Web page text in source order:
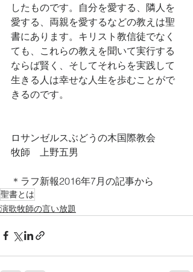
したものです。自分を愛する、隣人を
愛する、両親を愛するなどの教えは聖
書にあります。キリスト教信徒でなく
ても、これらの教えを聞いて実行する
ならば賢く、そしてそれらを実践して
生きる人は幸せな人生を歩むことがで
きるのです。
ロサンゼルスぶどうの木国際教会
牧師　上野五男
＊ラフ新報2016年7月の記事から
聖書とは
演歌牧師の言い放題